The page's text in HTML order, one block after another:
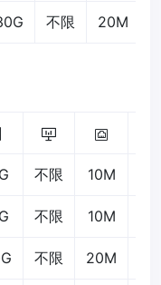
不限 20M
不限 10M
不限 10M
不限 20M